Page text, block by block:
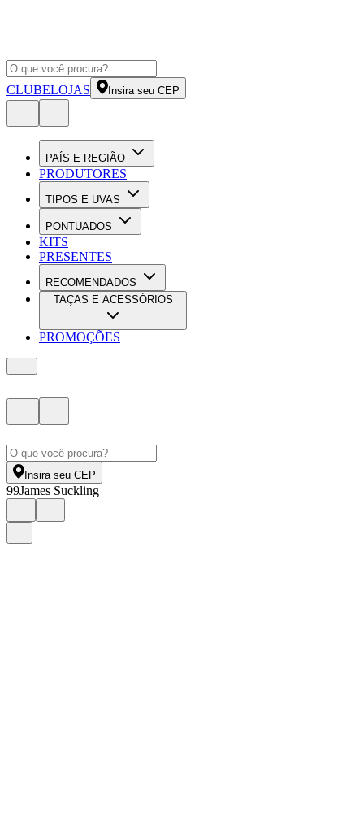
CLUBELOJAS Insira seu CEP
PAÍS E REGIÃO
PRODUTORES
TIPOS E UVAS
PONTUADOS
KITS
PRESENTES
RECOMENDADOS
TAÇAS E ACESSÓRIOS
PROMOÇÕES
Insira seu CEP
99James Suckling